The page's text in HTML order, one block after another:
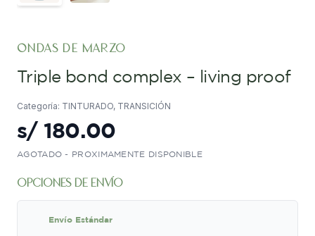
ondas de marzo
triple bond complex – living proof
Categoría: TINTURADO, TRANSICIÓN
s/180.00
AGOTADO - PROXIMAMENTE DISPONIBLE
opciones de envío
Envío Estándar